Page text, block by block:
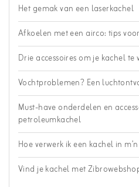
Het gemak van een laserkachel
Afkoelen met een airco: tips
Drie accessoires om je kachel te
Vochtproblemen? Een
Must-have onderdelen en
petroleumkachel
Hoe verwerk ik een kachel in
Vind je kachel met